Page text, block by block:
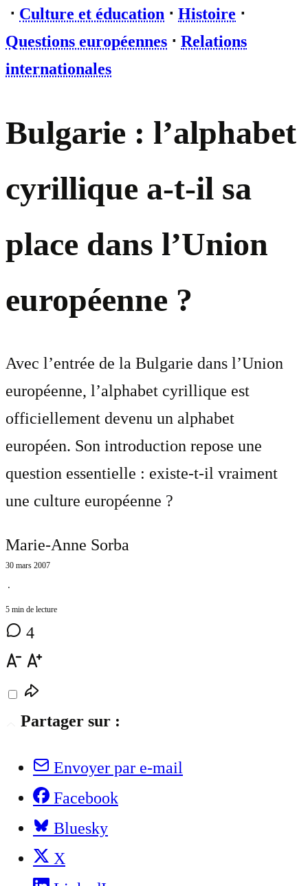
⋅ Culture et éducation ⋅ Histoire ⋅
Questions européennes ⋅ Relations
internationales
Bulgarie : l’alphabet
cyrillique a-t-il sa
place dans l’Union
européenne ?
Avec l’entrée de la Bulgarie dans l’Union
européenne, l’alphabet cyrillique est
officiellement devenu un alphabet
européen. Son introduction repose une
question essentielle : existe-t-il vraiment
une culture européenne ?
Marie-Anne Sorba
30 mars 2007
⋅
5 min de lecture
4
Partager sur :
Envoyer par e-mail
Facebook
Bluesky
X